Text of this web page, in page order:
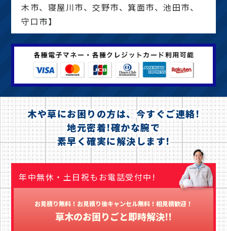
木市、寝屋川市、交野市、箕面市、池田市、
守口市】
木や草にお困りの方は、今すぐご連絡!
地元密着!確かな腕で
素早く確実に解決します!
年中無休・土日祝もお電話受付中!
お見積り無料！お見積り後キャンセル無料！相見積歓迎！
草木のお困りごと即時解決!!